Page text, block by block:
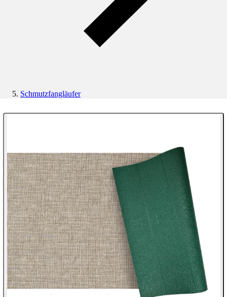
Schmutzfangläufer